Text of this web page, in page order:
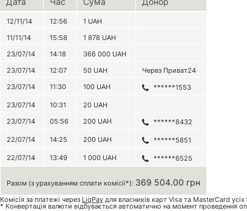
12/11/14 12:56 1 UAH
11/11/14
15:58 1 878 UAH
23/07/14
14:18 366 000 UAH
23/07/14
12:07 50 UAH
Через Приват24
23/07/14
11:30 100 UAH ******1553
23/07/14 10:31 20 UAH
23/07/14
05:56 200 UAH ******8432
22/07/14 14:25 200 UAH ******5851
22/07/14 13:49 1 000 UAH ******6525
Разом (з урахуванням сплати комісії*): 369 504.00 грн
Комісія за платежі через LiqPay для власників карт Visa та MasterCard
* Конвертація валюти відбувається автоматично на момент проведення